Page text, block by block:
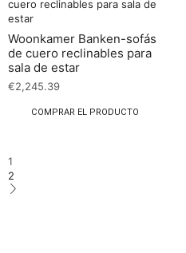
Woonkamer Banken-sofás
de cuero reclinables para
sala de estar
€2,245.39
COMPRAR EL PRODUCTO
1
2